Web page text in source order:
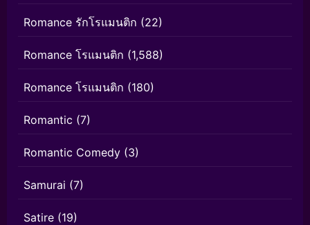
Romance รักโรแมนติก (22)
Romance โรแมนติก (1,588)
Romance โรแมนติก (180)
Romantic (7)
Romantic Comedy (3)
Samurai (7)
Satire (19)